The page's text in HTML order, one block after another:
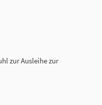
zur Ausleihe zur